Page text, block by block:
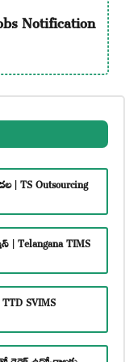
Notification
TS Outsourcing
Telangana TIMS
SVIMS